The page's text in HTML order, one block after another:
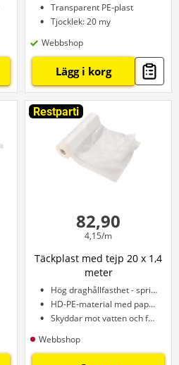
Transparent PE-plast
Tjocklek: 20 my
Webbshop
Lägg i korg
Restparti
82,90
4,15/m
Täckplast med tejp 20 x 1,4
meter
Hög draghållfasthet - spricker inte
HD-PE-material med papperstejp
Skyddar mot vatten och färg
Webbshop